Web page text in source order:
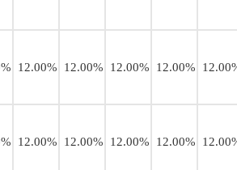
12.00% 12.00% 12.00% 12.00%
12.00% 12.00% 12.00% 12.00%